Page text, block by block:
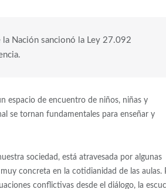
Nación sancionó la Ley 27.092
espacio de encuentro de niños, niñas y
se tornan fundamentales para enseñar y
sociedad, está atravesada por algunas
concreta en la cotidianidad de las aulas.
conflictivas desde el diálogo, la